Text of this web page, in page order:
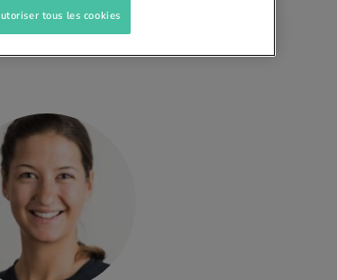
tous les cookies